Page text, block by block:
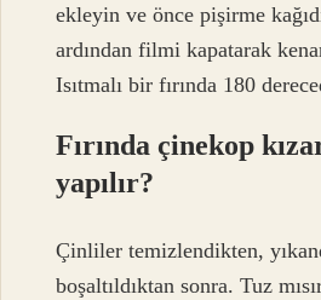
ekleyin ve önce pişirme
ardından filmi kapatarak
Isıtmalı bir fırında 180
Fırında çinekop
yapılır?
Çinliler temizlendikten,
boşaltıldıktan sonra. Tuz